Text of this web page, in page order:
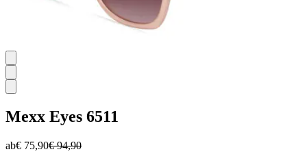
Mexx Eyes 6511
ab€ 75,90€ 94,90